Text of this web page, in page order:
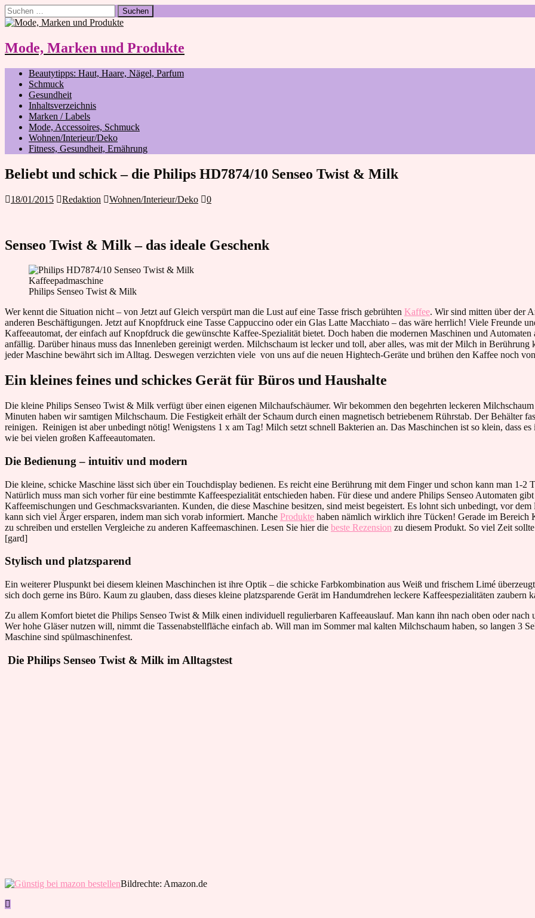
Suchen
nach:
Mode, Marken und Produkte
Beautytipps: Haut, Haare, Nägel, Parfum
Schmuck
Gesundheit
Inhaltsverzeichnis
Marken / Labels
Mode, Accessoires, Schmuck
Wohnen/Interieur/Deko
Fitness, Gesundheit, Ernährung
Beliebt und schick – die Philips HD7874/10 Senseo Twist & Milk
18/01/2015 Redaktion Wohnen/Interieur/Deko 0
Senseo Twist & Milk – das ideale Geschenk
Philips Senseo Twist & Milk
Wer kennt die Situation nicht – von Jetzt auf Gleich verspürt man die Lust auf eine Tasse frisch gebrühten Kaffee. Wir sind mitten über der
anderen Beschäftigungen. Jetzt auf Knopfdruck eine Tasse Cappuccino oder ein Glas Latte Macchiato – das wäre herrlich! Viele Freunde
Kaffeeautomat, der einfach auf Knopfdruck die gewünschte Kaffee-Spezialität bietet. Doch haben die modernen Maschinen und
anfällig. Darüber hinaus muss das Innenleben gereinigt werden. Milchschaum ist lecker und toll, aber alles, was mit der Milch in
jeder Maschine bewährt sich im Alltag. Deswegen verzichten viele von uns auf die neuen Hightech-Geräte und brühen den Kaffee noch
Ein kleines feines und schickes Gerät für Büros und Haushalte
Die kleine Philips Senseo Twist & Milk verfügt über einen eigenen Milchaufschäumer. Wir bekommen den begehrten leckeren
Minuten haben wir samtigen Milchschaum. Die Festigkeit erhält der Schaum durch einen magnetisch betriebenem Rührstab. Der Behälter
reinigen. Reinigen ist aber unbedingt nötig! Wenigstens 1 x am Tag! Milch setzt schnell Bakterien an. Das Maschinchen ist so klein, dass
wie bei vielen großen Kaffeeautomaten.
Die Bedienung – intuitiv und modern
Die kleine, schicke Maschine lässt sich über ein Touchdisplay bedienen. Es reicht eine Berührung mit dem Finger und schon kann man 1-2
Natürlich muss man sich vorher für eine bestimmte Kaffeespezialität entschieden haben. Für diese und andere Philips Senseo Automaten
Kaffeemischungen und Geschmacksvarianten. Kunden, die diese Maschine besitzen, sind meist begeistert. Es lohnt sich unbedingt, vor
kann sich viel Ärger ersparen, indem man sich vorab informiert. Manche Produkte haben nämlich wirklich ihre Tücken! Gerade im Bereich
zu schreiben und erstellen Vergleiche zu anderen Kaffeemaschinen. Lesen Sie hier die beste Rezension zu diesem Produkt. So viel Zeit
[gard]
Stylisch und platzsparend
Ein weiterer Pluspunkt bei diesem kleinen Maschinchen ist ihre Optik – die schicke Farbkombination aus Weiß und frischem Limé
sich doch gerne ins Büro. Kaum zu glauben, dass dieses kleine platzsparende Gerät im Handumdrehen leckere Kaffeespezialitäten zaubern
Zu allem Komfort bietet die Philips Senseo Twist & Milk einen individuell regulierbaren Kaffeeauslauf. Man kann ihn nach oben oder nach
Wer hohe Gläser nutzen will, nimmt die Tassenabstellfläche einfach ab. Will man im Sommer mal kalten Milchschaum haben, so langen 3
Maschine sind spülmaschinenfest.
Die Philips Senseo Twist & Milk im Alltagstest
Bildrechte: Amazon.de